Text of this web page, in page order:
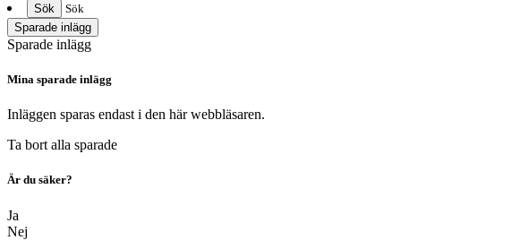
Sök
Sök
Sparade inlägg
Sparade inlägg
Mina sparade inlägg
Inläggen sparas endast i den här webbläsaren.
Ta bort alla sparade
Är du säker?
Ja
Nej